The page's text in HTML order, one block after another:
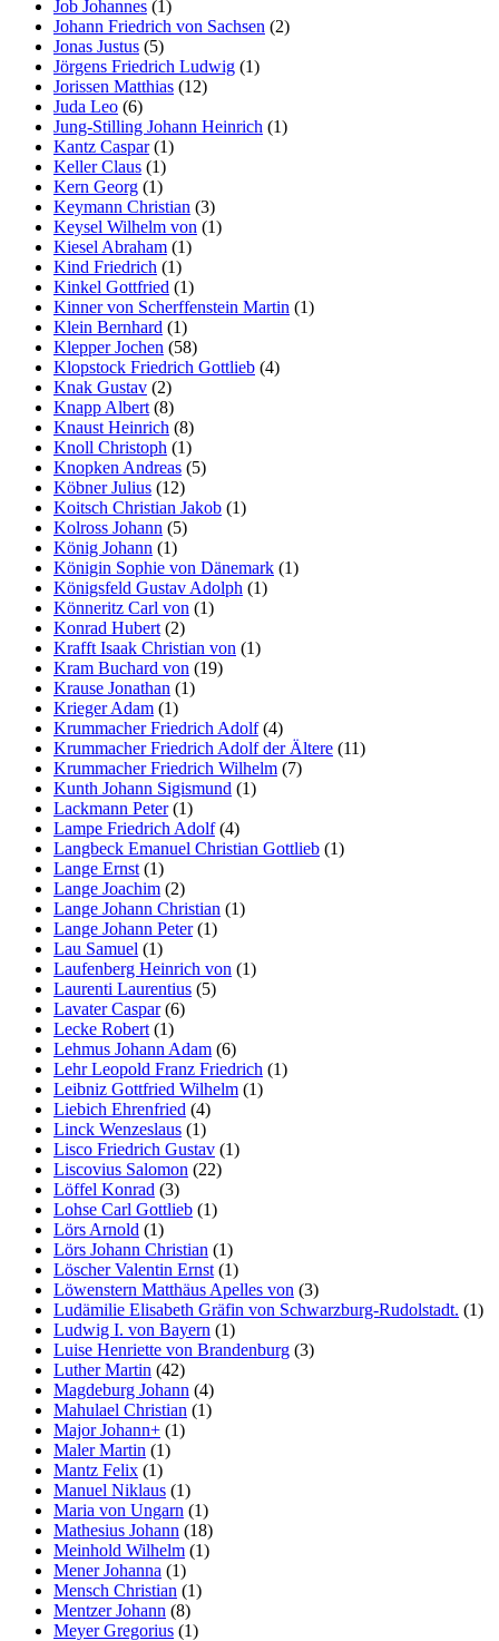
Job Johannes (1)
Johann Friedrich von Sachsen (2)
Jonas Justus (5)
Jörgens Friedrich Ludwig (1)
Jorissen Matthias (12)
Juda Leo (6)
Jung-Stilling Johann Heinrich (1)
Kantz Caspar(1)
Keller Claus (1)
Kern Georg (1)
Keymann Christian (3)
Keysel Wilhelm von (1)
Kiesel Abraham (1)
Kind Friedrich (1)
Kinkel Gottfried (1)
Kinner von Scherffenstein Martin (1)
Klein Bernhard (1)
Klepper Jochen (58)
Klopstock Friedrich Gottlieb (4)
Knak Gustav (2)
Knapp Albert (8)
Knaust Heinrich (8)
Knoll Christoph (1)
Knopken Andreas (5)
Köbner Julius (12)
Koitsch Christian Jakob (1)
Kolross Johann (5)
König Johann (1)
Königin Sophie von Dänemark (1)
Königsfeld Gustav Adolph (1)
Könneritz Carl von (1)
Konrad Hubert (2)
Krafft Isaak Christian von (1)
Kram Buchard von (19)
Krause Jonathan (1)
Krieger Adam (1)
Krummacher Friedrich Adolf(4)
Krummacher Friedrich Adolf der Ältere (11)
Krummacher Friedrich Wilhelm (7)
Kunth Johann Sigismund (1)
Lackmann Peter(1)
Lampe Friedrich Adolf(4)
Langbeck Emanuel Christian Gottlieb (1)
Lange Ernst (1)
Lange Joachim (2)
Lange Johann Christian (1)
Lange Johann Peter(1)
Lau Samuel (1)
Laufenberg Heinrich von (1)
Laurenti Laurentius (5)
Lavater Caspar(6)
Lecke Robert (1)
Lehmus Johann Adam (6)
Lehr Leopold Franz Friedrich (1)
Leibniz Gottfried Wilhelm (1)
Liebich Ehrenfried (4)
Linck Wenzeslaus (1)
Lisco Friedrich Gustav (1)
Liscovius Salomon (22)
Löffel Konrad (3)
Lohse Carl Gottlieb (1)
Lörs Arnold (1)
Lörs Johann Christian (1)
Löscher Valentin Ernst (1)
Löwenstern Matthäus Apelles von (3)
Ludämilie Elisabeth Gräfin von Schwarzburg-Rudolstadt. (1)
Ludwig I. von Bayern (1)
Luise Henriette von Brandenburg (3)
Luther Martin (42)
Magdeburg Johann (4)
Mahulael Christian (1)
Major Johann+ (1)
Maler Martin (1)
Mantz Felix (1)
Manuel Niklaus (1)
Maria von Ungarn (1)
Mathesius Johann (18)
Meinhold Wilhelm (1)
Mener Johanna (1)
Mensch Christian (1)
Mentzer Johann (8)
Meyer Gregorius (1)